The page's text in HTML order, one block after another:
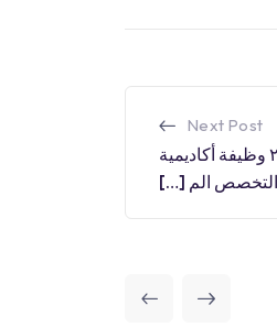
Next Post
(🔴) جامعة الإمام عبد الرحمن بن فيصل تعلن ٢٦ وظيفة أكاديمية
الم […]